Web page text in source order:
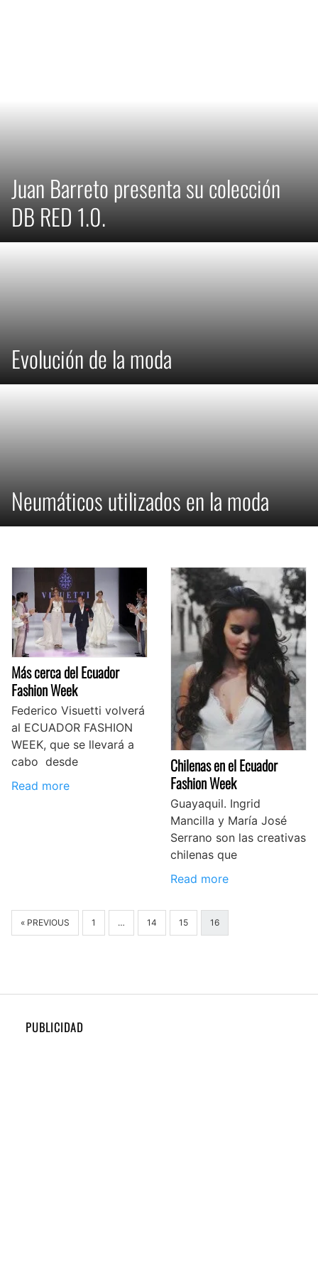
Juan Barreto presenta su colección
DB RED 1.0.
Evolución de la moda
Neumáticos utilizados en la moda
Más cerca del Ecuador
Fashion Week
Federico Visuetti volverá
al ECUADOR FASHION
WEEK, que se llevará a
cabo desde
Read more
Chilenas en el Ecuador
Fashion Week
Guayaquil. Ingrid
Mancilla y María José
Serrano son las creativas
chilenas que
Read more
« PREVIOUS 1 … 14 15 16
PUBLICIDAD